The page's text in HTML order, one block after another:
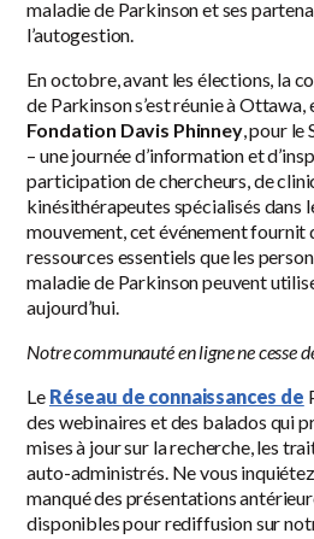
maladie de Parkinson et ses
l’autogestion.
En octobre, avant les élections, la
de Parkinson s’est réunie à
Fondation Davis Phinney, pour le
– une journée d’information et
participation de chercheurs, de
kinésithérapeutes spécialisés dans
mouvement, cet événement fournit
ressources essentiels que les
maladie de Parkinson peuvent
aujourd’hui.
Notre communauté en ligne ne cesse
Le Réseau de connaissances de
des webinaires et des balados qui
mises à jour sur la recherche, les
auto-administrés. Ne vous
manqué des présentations
disponibles pour rediffusion sur